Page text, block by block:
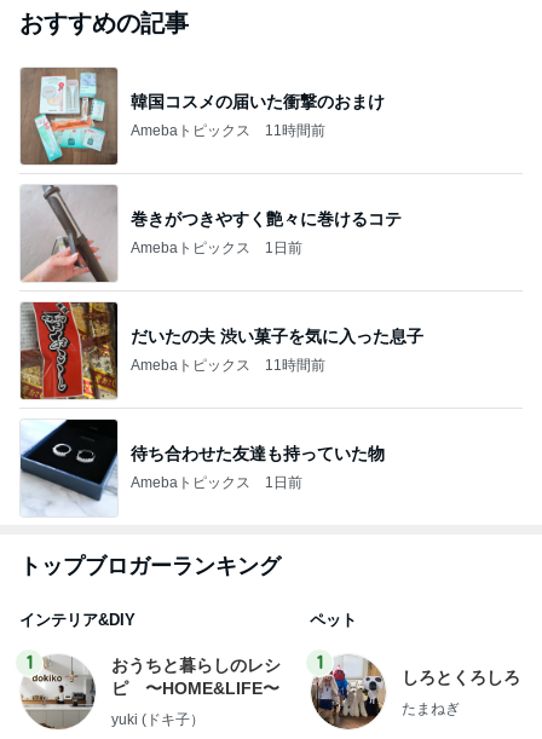
おすすめの記事
韓国コスメの届いた衝撃のおまけ
Amebaトピックス 11時間前
巻きがつきやすく艶々に巻けるコテ
Amebaトピックス 1日前
だいたの夫 渋い菓子を気に入った息子
Amebaトピックス 11時間前
待ち合わせた友達も持っていた物
Amebaトピックス 1日前
トップブロガーランキング
インテリア&DIY
1
おうちと暮らしのレシ
ピ 〜HOME&LIFE〜
yuki (ドキ子）
ペット
1
しろとくろしろ
たまねぎ